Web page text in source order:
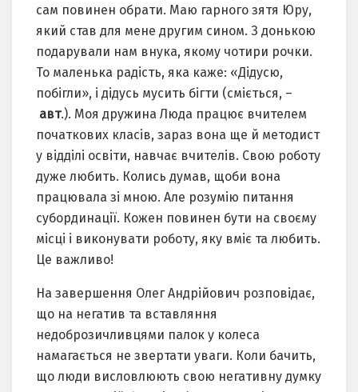
сам повинен обрати. Маю гарного зятя Юру,
який став для мене другим сином. З донькою
подарували нам внука, якому чотири рочки.
То маленька радість, яка каже: «Дідусю,
побігли», і дідусь мусить бігти (сміється, –
авт.). Моя дружина Люда працює вчителем
початкових класів, зараз вона ще й методист
у відділі освіти, навчає вчителів. Свою роботу
дуже любить. Колись думав, щоби вона
працювала зі мною. Але розумію питання
субординації. Кожен повинен бути на своєму
місці і виконувати роботу, яку вміє та любить.
Це важливо!
На завершення Олег Андрійович розповідає,
що на негатив та вставляння
недоброзичливцями палок у колеса
намагається не звертати уваги. Коли бачить,
що люди висловлюють свою негативну думку